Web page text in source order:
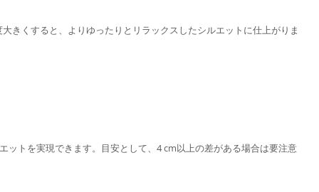
きくすると、よりゆったりとリラックスしたシルエットに仕上がりま
トを実現できます。目安として、4 cm以上の差がある場合は要注意